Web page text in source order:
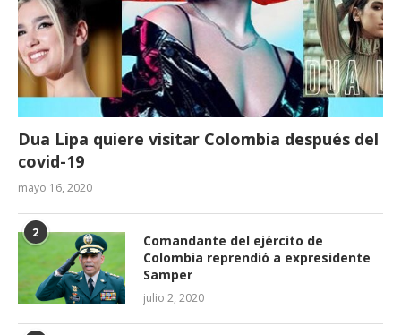
Dua Lipa quiere visitar Colombia después del
covid-19
mayo 16, 2020
2
Comandante del ejército de
Colombia reprendió a expresidente
Samper
julio 2, 2020